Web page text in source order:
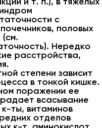
с
половых
Нередко
расстройства,
степени зависит
в тонкой кишке.
поражении ее
всасывание
ты, витаминов
отделов